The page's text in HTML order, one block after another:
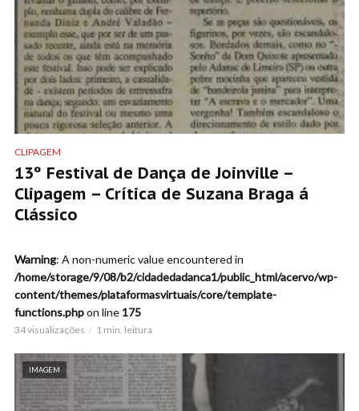
CLIPAGEM
13º Festival de Dança de Joinville –
Clipagem – Crítica de Suzana Braga á
Clássico
Warning: A non-numeric value encountered in
/home/storage/9/08/b2/cidadedadanca1/public_html/acervo/wp-
content/themes/plataformasvirtuais/core/template-
functions.phpon line 175
34 visualizações 1 min. leitura
IMAGEM